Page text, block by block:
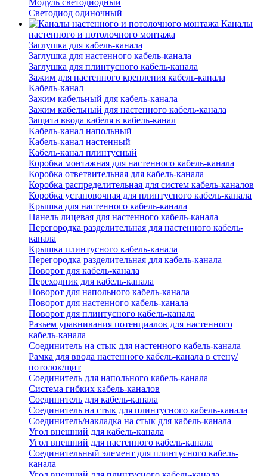
Модуль светодиодный
Светодиод одиночный
Каналы
настенного и потолочного монтажа
Заглушка для кабель-канала
Заглушка для настенного кабель-канала
Заглушка для плинтусного кабель-канала
Зажим для настенного крепления кабель-канала
Кабель-канал
Зажим кабельный для кабель-канала
Зажим кабельный для настенного кабель-канала
Защита ввода кабеля в кабель-канал
Кабель-канал напольный
Кабель-канал настенный
Кабель-канал плинтусный
Коробка монтажная для настенного кабель-канала
Коробка ответвительная для кабель-канала
Коробка распределительная для систем кабель-каналов
Коробка установочная для плинтусного кабель-канала
Крышка для настенного кабель-канала
Панель лицевая для настенного кабель-канала
Перегородка разделительная для настенного кабель-
канала
Крышка плинтусного кабель-канала
Перегородка разделительная для кабель-канала
Поворот для кабель-канала
Переходник для кабель-канала
Поворот для напольного кабель-канала
Поворот для настенного кабель-канала
Поворот для плинтусного кабель-канала
Разъем уравнивания потенциалов для настенного
кабель-канала
Соединитель на стык для настенного кабель-канала
Рамка для ввода настенного кабель-канала в стену/
потолок/щит
Соединитель для напольного кабель-канала
Система гибких кабель-каналов
Соединитель для кабель-канала
Соединитель на стык для плинтусного кабель-канала
Соединитель/накладка на стык для кабель-канала
Угол внешний для кабель-канала
Угол внешний для настенного кабель-канала
Соединительный элемент для плинтусного кабель-
канала